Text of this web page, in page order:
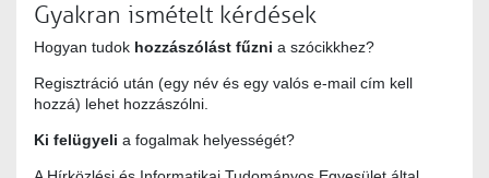
Gyakran ismételt kérdések
Hogyan tudok hozzászólást fűzni a szócikkhez?
Regisztráció után (egy név és egy valós e-mail cím kell
hozzá) lehet hozzászólni.
Ki felügyeli a fogalmak helyességét?